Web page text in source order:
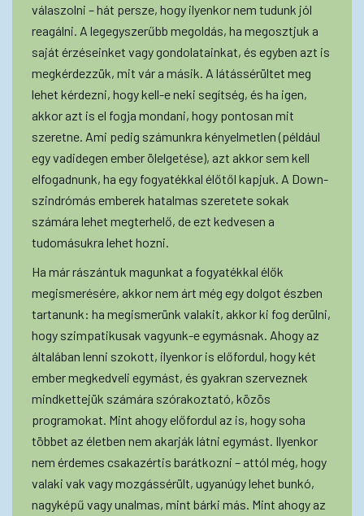
válaszolni – hát persze, hogy ilyenkor nem tudunk jól
reagálni. A legegyszerűbb megoldás, ha megosztjuk a
saját érzéseinket vagy gondolatainkat, és egyben azt is
megkérdezzük, mit vár a másik. A látássérültet meg
lehet kérdezni, hogy kell-e neki segítség, és ha igen,
akkor azt is el fogja mondani, hogy pontosan mit
szeretne. Ami pedig számunkra kényelmetlen (például
egy vadidegen ember ölelgetése), azt akkor sem kell
elfogadnunk, ha egy fogyatékkal élőtől kapjuk. A Down-
szindrómás emberek hatalmas szeretete sokak
számára lehet megterhelő, de ezt kedvesen a
tudomásukra lehet hozni.
Ha már rászántuk magunkat a fogyatékkal élők
megismerésére, akkor nem árt még egy dolgot észben
tartanunk: ha megismerünk valakit, akkor ki fog derülni,
hogy szimpatikusak vagyunk-e egymásnak. Ahogy az
általában lenni szokott, ilyenkor is előfordul, hogy két
ember megkedveli egymást, és gyakran szerveznek
mindkettejük számára szórakoztató, közös
programokat. Mint ahogy előfordul az is, hogy soha
többet az életben nem akarják látni egymást. Ilyenkor
nem érdemes csakazértis barátkozni – attól még, hogy
valaki vak vagy mozgássérült, ugyanúgy lehet bunkó,
nagyképű vagy unalmas, mint bárki más. Mint ahogy az